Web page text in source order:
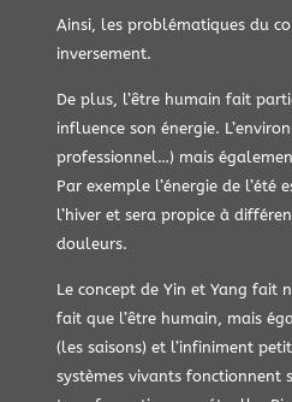
Ainsi, les problématiques du
inversement.
De plus, l’être humain fait
influence son énergie.
professionnel…) mais
Par exemple l’énergie de l’été
l’hiver et sera propice à
douleurs.
Le concept de Yin et Yang fait
fait que l’être humain, mais
(les saisons) et l’infiniment
systèmes vivants fonctionnent